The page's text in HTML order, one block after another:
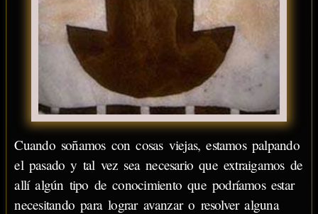
Cuando soñamos con cosas viejas, estamos palpando
el pasado y tal vez sea necesario que extraigamos de
allí algún tipo de conocimiento que podríamos estar
necesitando para lograr avanzar o resolver alguna